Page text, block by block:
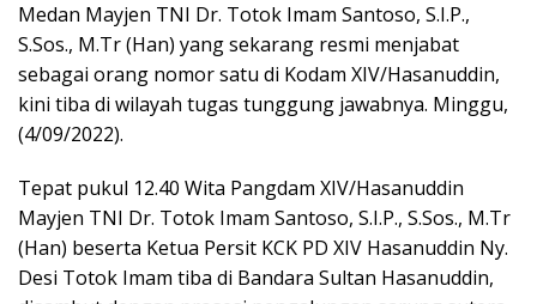
Medan Mayjen TNI Dr. Totok Imam Santoso, S.I.P.,
S.Sos., M.Tr (Han) yang sekarang resmi menjabat
sebagai orang nomor satu di Kodam XIV/Hasanuddin,
kini tiba di wilayah tugas tunggung jawabnya. Minggu,
(4/09/2022).
Tepat pukul 12.40 Wita Pangdam XIV/Hasanuddin
Mayjen TNI Dr. Totok Imam Santoso, S.I.P., S.Sos., M.Tr
(Han) beserta Ketua Persit KCK PD XIV Hasanuddin Ny.
Desi Totok Imam tiba di Bandara Sultan Hasanuddin,